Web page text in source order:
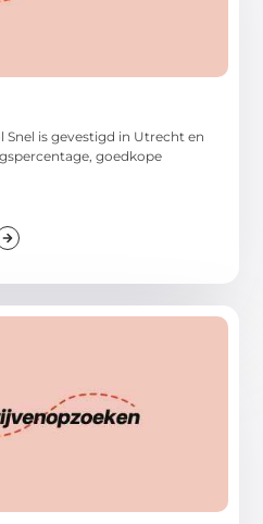
is gevestigd in Utrecht en
goedkope